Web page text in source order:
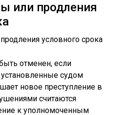
или продления
отменен, если
судом
новое преступление в
считаются
к уполномоченным